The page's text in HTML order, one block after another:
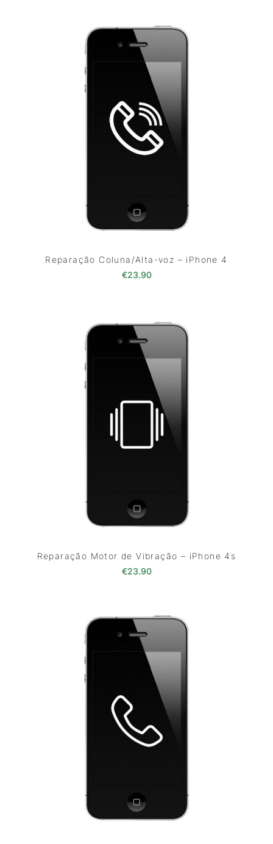
Reparação Coluna/Alta-voz – iPhone 4
€23.90
Reparação Motor de Vibração – iPhone 4s
€23.90